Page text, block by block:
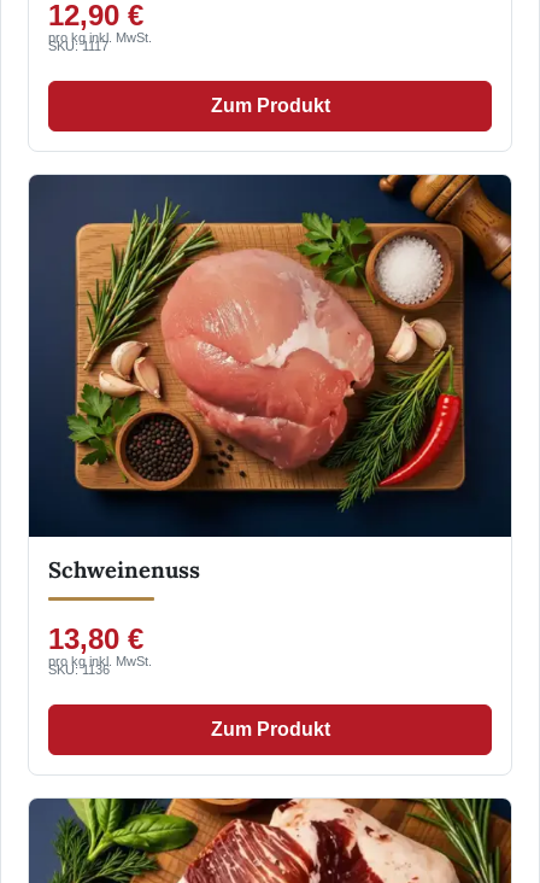
12,90 €
pro kg inkl. MwSt.
SKU: 1117
Zum Produkt
Schweinenuss
13,80 €
pro kg inkl. MwSt.
SKU: 1136
Zum Produkt